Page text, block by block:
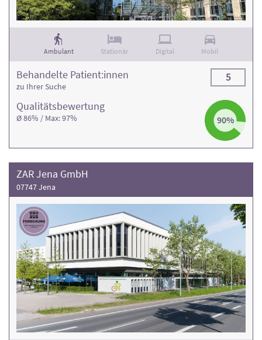
Ambulant Stationär Digital Mobil
Qualitäts­bewertung
Ø 86% / Max: 97% 90%
Behandelte Patient:innen
zu Ihrer Suche
5
ZAR Jena GmbH
07747 Jena